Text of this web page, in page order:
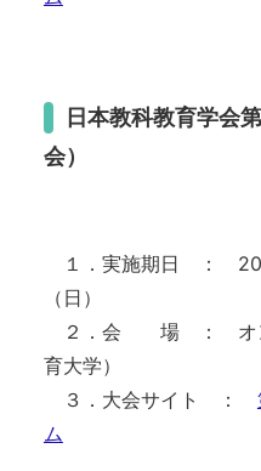
日本教科教育学会
会）
１．実施期日 ：
（日）
２．会 場 ： オン
育大学）
３．大会サイト ：
ム